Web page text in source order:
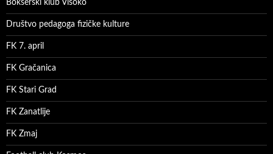
Bokserski klub Visoko
Društvo pedagoga fizičke kulture
FK 7. april
FK Gračanica
FK Stari Grad
FK Zanatlije
FK Zmaj